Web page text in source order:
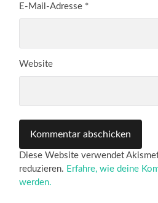
E-Mail-Adresse *
Website
Diese Website verwendet
reduzieren. Erfahre, wie deine
werden.